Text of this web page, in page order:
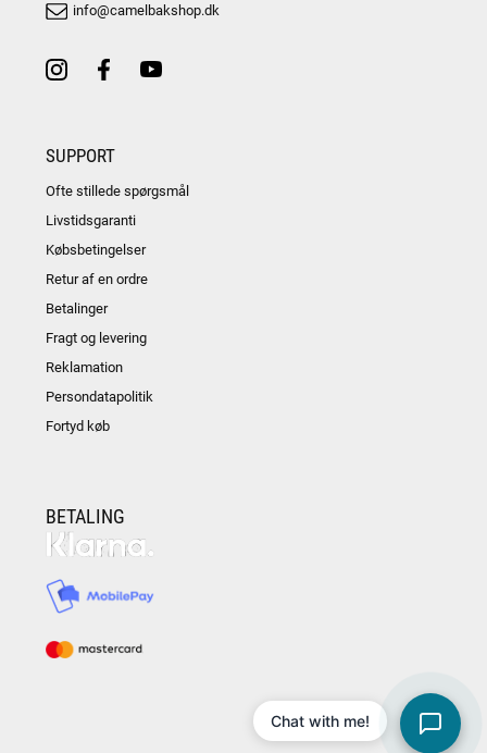
info@camelbakshop.dk
SUPPORT
Ofte stillede spørgsmål
Livstidsgaranti
Købsbetingelser
Retur af en ordre
Betalinger
Fragt og levering
Reklamation
Persondatapolitik
Fortyd køb
BETALING
Chat with me!